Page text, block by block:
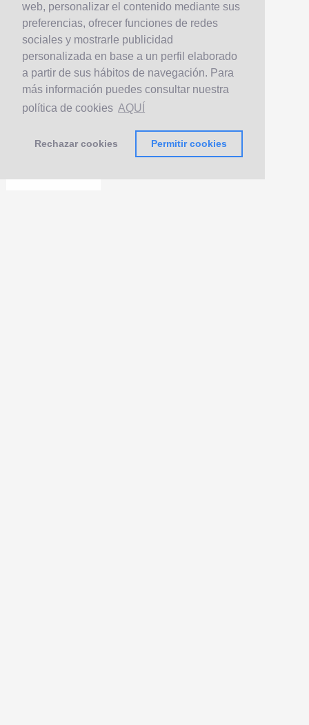
web, personalizar el contenido mediante sus
preferencias, ofrecer funciones de redes
sociales y mostrarle publicidad
personalizada en base a un perfil elaborado
a partir de sus hábitos de navegación. Para
más información puedes consultar nuestra
política de cookies AQUÍ
Rechazar cookies Permitir cookies